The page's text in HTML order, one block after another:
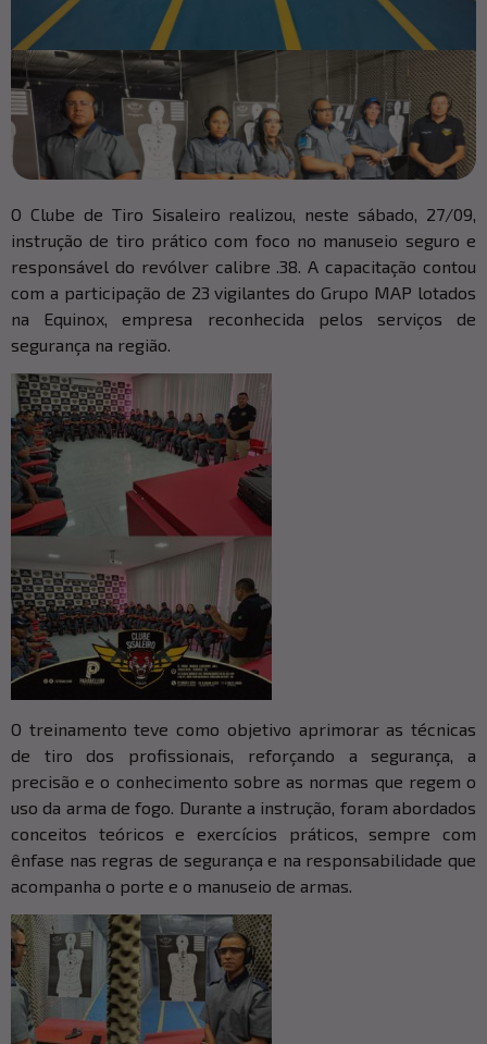
O Clube de Tiro Sisaleiro realizou, neste sábado, 27/09,
instrução de tiro prático com foco no manuseio seguro e
responsável do revólver calibre .38. A capacitação contou
com a participação de 23 vigilantes do Grupo MAP lotados
na Equinox, empresa reconhecida pelos serviços de
segurança na região.
O treinamento teve como objetivo aprimorar as técnicas
de tiro dos profissionais, reforçando a segurança, a
precisão e o conhecimento sobre as normas que regem o
uso da arma de fogo. Durante a instrução, foram abordados
conceitos teóricos e exercícios práticos, sempre com
ênfase nas regras de segurança e na responsabilidade que
acompanha o porte e o manuseio de armas.